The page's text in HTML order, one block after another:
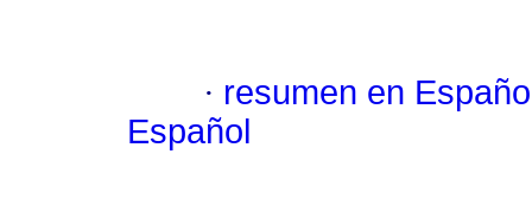
· resumen en
Español